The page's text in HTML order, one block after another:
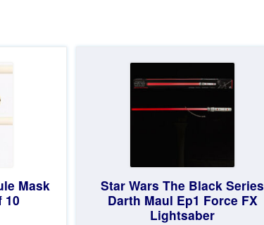
Mask
10
Star Wars The Black Series
Darth Maul Ep1 Force FX
Lightsaber